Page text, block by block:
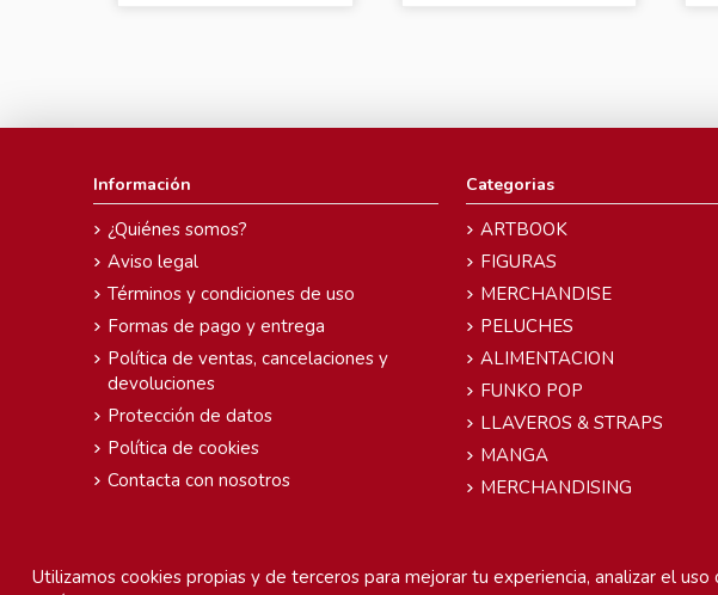
Información
¿Quiénes somos?
Aviso legal
Términos y condiciones de uso
Formas de pago y entrega
Política de ventas, cancelaciones y
devoluciones
Protección de datos
Política de cookies
Contacta con nosotros
Categorias
ARTBOOK
FIGURAS
MERCHANDISE
PELUCHES
ALIMENTACION
FUNKO POP
LLAVEROS & STRAPS
MANGA
MERCHANDISING
Utilizamos cookies propias y de terceros para mejorar tu experiencia, analizar el